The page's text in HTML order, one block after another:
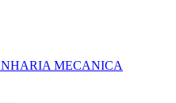
MECANICA